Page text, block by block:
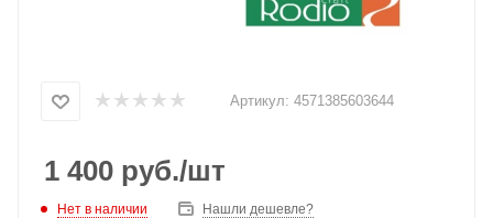
Артикул: 4571385603644
1 400 руб./шт
Нет в наличии Нашли дешевле?